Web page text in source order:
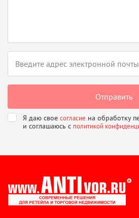
Я даю свое согласие на обработку
и соглашаюсь с политикой